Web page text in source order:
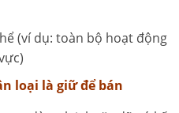
(ví dụ: toàn bộ hoạt động
loại là giữ để bán